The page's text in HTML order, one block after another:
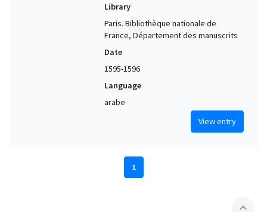
Library
Paris. Bibliothèque nationale de
France, Département des manuscrits
Date
1595-1596
Language
arabe
View entry
1
expand_less